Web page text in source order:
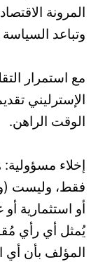
المرونة
وتباعد السياسة
مع استمرار
الإسترليني
الوقت الراهن.
إخلاء مسؤولية:
فقط، وليست
أو استثمارية
المؤلف بأن أي